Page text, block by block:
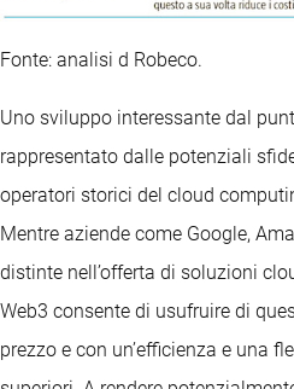
Fonte: analisi d Robeco.
Uno sviluppo interessante dal
rappresentato dalle potenziali
operatori storici del cloud
Mentre aziende come Google,
distinte nell’offerta di soluzioni
Web3 consente di usufruire di
prezzo e con un’efficienza e una